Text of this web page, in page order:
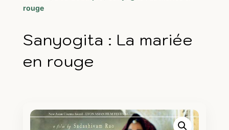
rouge
Sanyogita : La mariée
en rouge